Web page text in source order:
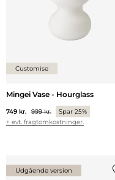
Customise
Mingei Vase - Hourglass
749 kr. 999 kr.
Spar 25%
+ evt. fragtomkostninger.
Udgående version